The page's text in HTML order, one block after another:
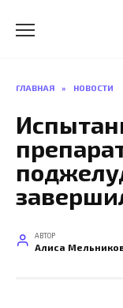
содержанию
ГЛАВНАЯ » НОВОСТИ
АВТОР
Алиса